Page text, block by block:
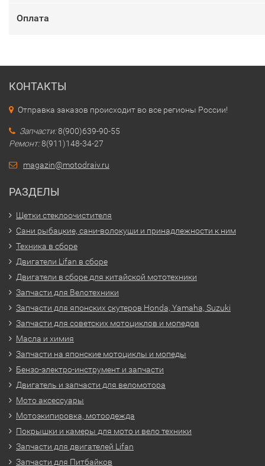
Оплата
КОНТАКТЫ
Отправка заказов происходит во все регионы России!
Запчасти:8(900)639-90-55
Ремонт:8(911)148-34-27
magazin@motodraiv.ru
РАЗДЕЛЫ
Щетки стеклоочистителя
Сани рыбацкие, сани-волокуши и принадлежности к ним
Техника в сборе
Двигатели Lifan в сборе
Двигатели в сборе для китайской мототехники
Запчасти для Велотехники
Запчасти для японских скутеров Honda, Yamaha, Suzuki
Запчасти для советских мотоциклов и мопедов
Масла и химия
Запчасти на японские мотоциклы и мопеды
Бензо-электро-инструмент и запчасти
Двигатель и запчасти для веломотора
Мото аксессуары
Мотоэкипировка, мотоодежда
Покрышки и камеры для мото и вело техники
Запчасти для двигателей Lifan
Запчасти для Питбайков